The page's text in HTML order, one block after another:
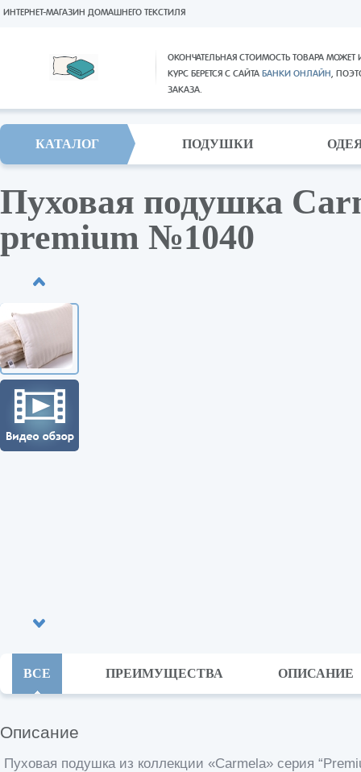
ОКОНЧАТЕЛЬНАЯ СТОИМОСТЬ ТОВАРА
КУРС БЕРЕТСЯ С САЙТА БАНКИ ОНЛАЙН,
ЗАКАЗА.
ИНТЕРНЕТ-МАГАЗИН ДОМАШНЕГО ТЕКСТИЛЯ
КАТАЛОГ ПОДУШКИ
Пуховая подушка
premium №1040
ВСЕ ПРЕИМУЩЕСТВА ОПИСАНИЕ
Описание
Пуховая подушка из коллекции «Carmela» серия